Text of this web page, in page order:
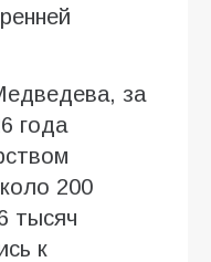
за
года
200
тысяч
к